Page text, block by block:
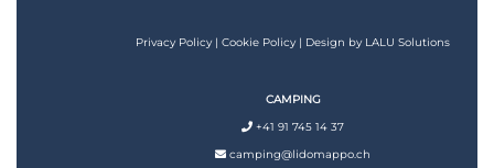
Privacy Policy |Cookie Policy | Design by LALU Solutions
CAMPING
+41 91 745 14 37
camping@lidomappo.ch